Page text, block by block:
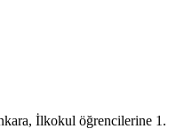
, İlkokul öğrencilerine 1.